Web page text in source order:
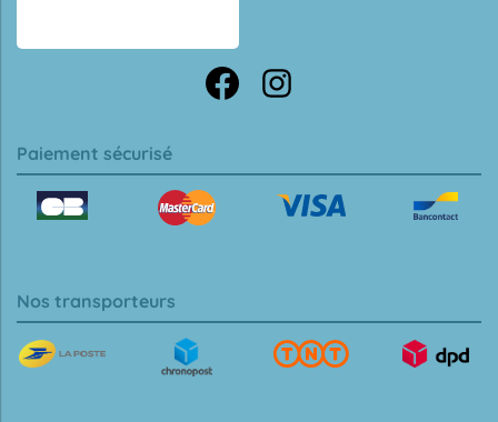
Paiement sécurisé
Nos transporteurs